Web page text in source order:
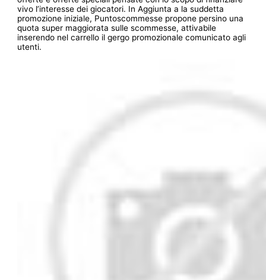
vivo l’interesse dei giocatori. In Aggiunta a la suddetta
promozione iniziale, Puntoscommesse propone persino una
quota super maggiorata sulle scommesse, attivabile
inserendo nel carrello il gergo promozionale comunicato agli
utenti.